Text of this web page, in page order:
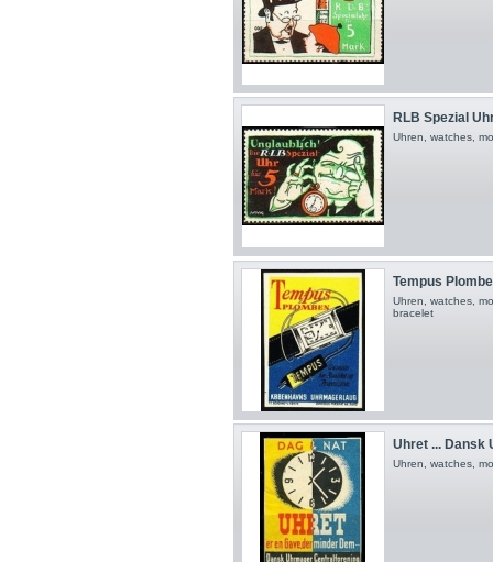
RLB Spezial
Uhren, watches,
Tempus
Uhren, watches,
bracelet
Uhret ... Dansk
Uhren, watches,